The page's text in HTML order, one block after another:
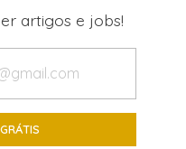
artigos e jobs!